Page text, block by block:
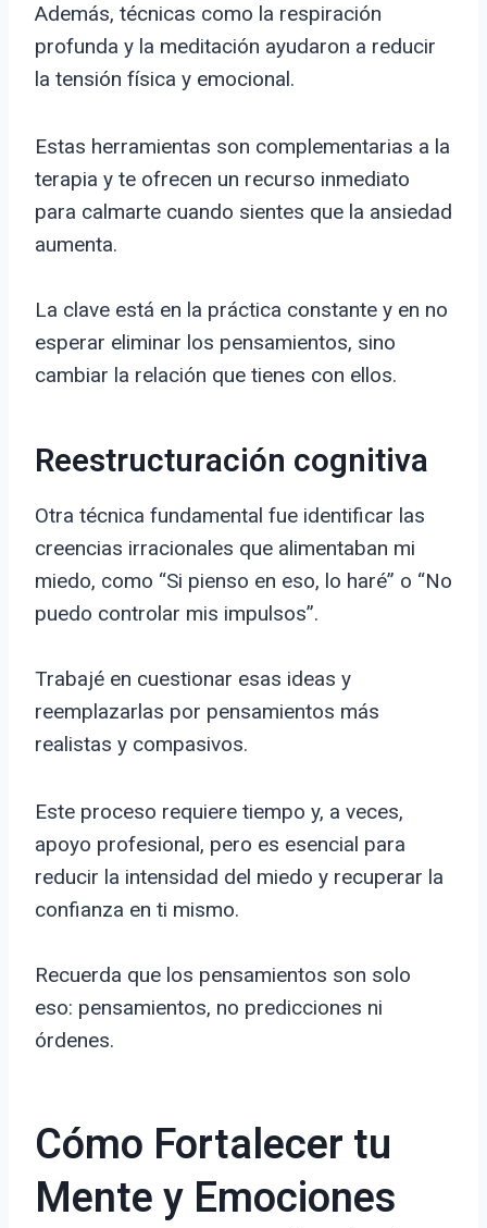
Además, técnicas como la respiración
profunda y la meditación ayudaron a reducir
la tensión física y emocional.
Estas herramientas son complementarias a la
terapia y te ofrecen un recurso inmediato
para calmarte cuando sientes que la ansiedad
aumenta.
La clave está en la práctica constante y en no
esperar eliminar los pensamientos, sino
cambiar la relación que tienes con ellos.
Reestructuración cognitiva
Otra técnica fundamental fue identificar las
creencias irracionales que alimentaban mi
miedo, como “Si pienso en eso, lo haré” o “No
puedo controlar mis impulsos”.
Trabajé en cuestionar esas ideas y
reemplazarlas por pensamientos más
realistas y compasivos.
Este proceso requiere tiempo y, a veces,
apoyo profesional, pero es esencial para
reducir la intensidad del miedo y recuperar la
confianza en ti mismo.
Recuerda que los pensamientos son solo
eso: pensamientos, no predicciones ni
órdenes.
Cómo Fortalecer tu
Mente y Emociones